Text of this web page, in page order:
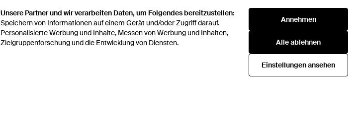
Unsere Partner und wir verarbeiten Daten, um Folgendes bereitzustellen:
Speichern von Informationen auf einem Gerät und/oder Zugriff darauf.
Personalisierte Werbung und Inhalte, Messen von Werbung und Inhalten,
Zielgruppenforschung und die Entwicklung von Diensten.
Annehmen
Alle ablehnen
Einstellungen ansehen
Meine personenbezogenen Daten nicht verkaufen oder
weitergeben
Erklärung zur modernen Sklaverei